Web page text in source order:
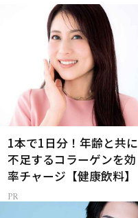
1本で1日分！年齢と共に
不足するコラーゲンを効
率チャージ【健康飲料】